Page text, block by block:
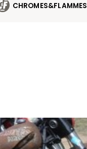
CHROMES&FLAMMES